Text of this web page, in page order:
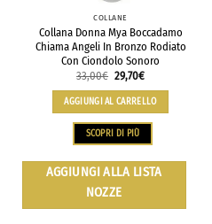
COLLANE
Collana Donna Mya Boccadamo
Chiama Angeli In Bronzo Rodiato
Con Ciondolo Sonoro
33,00€ 29,70€
AGGIUNGI AL CARRELLO
SCOPRI DI PIÙ
AGGIUNGI ALLA LISTA
NOZZE